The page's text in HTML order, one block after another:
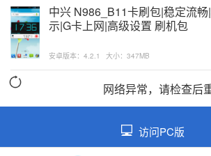
中兴 N986_B11卡刷包|稳定流
示|G卡上网|高级设置 刷机包
安卓版本：4.2.1 大小：347MB
网络异常，请检查后
访问PC版